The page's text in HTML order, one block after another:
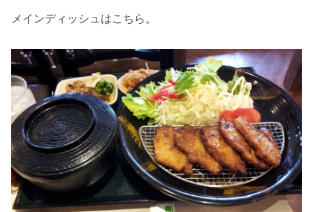
メインディッシュはこちら。